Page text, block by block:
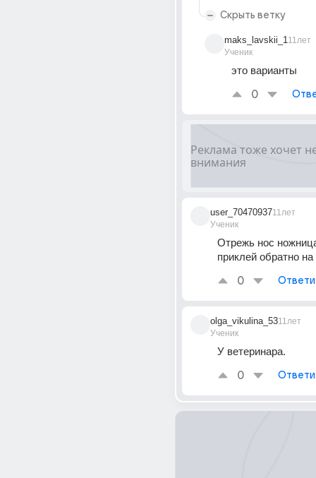
Скрыть ветку
maks_lavskii_1
Ученик
11лет
это варианты
0
user_70470937
Ученик
11лет
Отрежь нос
приклей обратно
0
olga_vikulina_53
Ученик
11лет
У ветеринара.
0